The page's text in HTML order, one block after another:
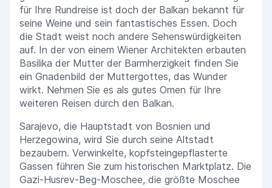
für Ihre Rundreise ist doch der Balkan bekannt für
seine Weine und sein fantastisches Essen. Doch
die Stadt weist noch andere Sehenswürdigkeiten
auf. In der von einem Wiener Architekten erbauten
Basilika der Mutter der Barmherzigkeit finden Sie
ein Gnadenbild der Muttergottes, das Wunder
wirkt. Nehmen Sie es als gutes Omen für Ihre
weiteren Reisen durch den Balkan.
Sarajevo, die Hauptstadt von Bosnien und
Herzegowina, wird Sie durch seine Altstadt
bezaubern. Verwinkelte, kopfsteingepflasterte
Gassen führen Sie zum historischen Marktplatz. Die
Gazi-Husrev-Beg-Moschee, die größte Moschee